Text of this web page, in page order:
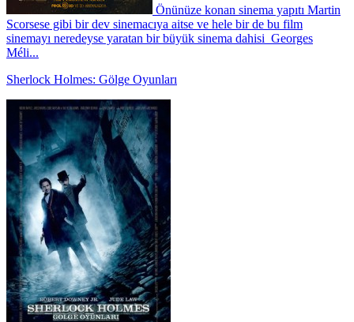
Önünüze konan sinema yapıtı Martin
Scorsese gibi bir dev sinemacıya aitse ve hele bir de bu film
sinemayı neredeyse yaratan bir büyük sinema dahisi Georges
Méli...
Sherlock Holmes: Gölge Oyunları